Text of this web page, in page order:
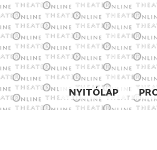
NYITÓLAP